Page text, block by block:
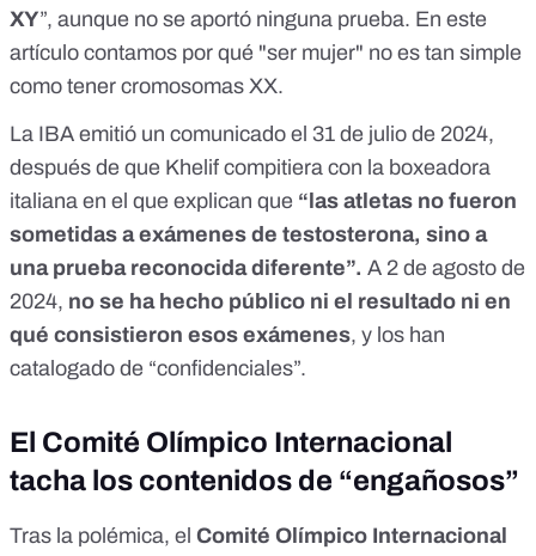
XY”, aunque no se aportó ninguna prueba. En este
artículo contamos por qué "ser mujer" no es tan simple
como tener cromosomas XX.
La IBA emitió un comunicado el 31 de julio de 2024,
después de que Khelif compitiera con la boxeadora
italiana en el que explican que “las atletas no fueron
sometidas a exámenes de testosterona, sino a
una prueba reconocida diferente”. A 2 de agosto de
2024, no se ha hecho público ni el resultado ni en
qué consistieron esos exámenes, y los han
catalogado de “confidenciales”.
El Comité Olímpico Internacional
tacha los contenidos de “engañosos”
Tras la polémica, el Comité Olímpico Internacional